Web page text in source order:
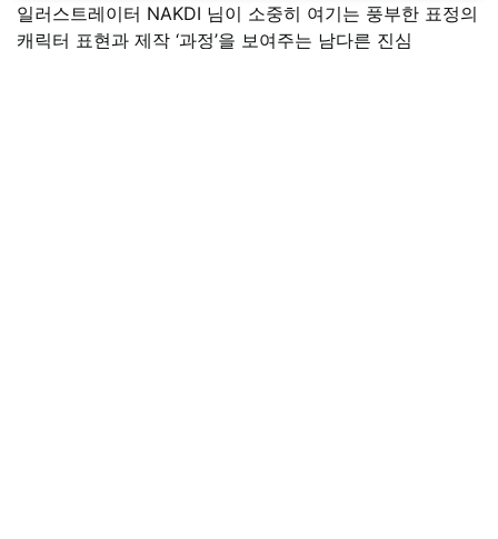
일러스트레이터 NAKDI 님이 소중히 여기는 풍부한 표정의
캐릭터 표현과 제작 ‘과정’을 보여주는 남다른 진심